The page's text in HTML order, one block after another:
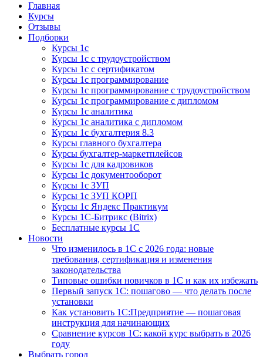
Курсы 1С
Курсы 1С официальная сертификация
Главная
Курсы
Отзывы
Подборки
Курсы 1с
Курсы 1с с трудоустройством
Курсы 1с с сертификатом
Курсы 1с программирование
Курсы 1с программирование с трудоустройством
Курсы 1с программирование с дипломом
Курсы 1с аналитика
Курсы 1с аналитика с дипломом
Курсы 1с бухгалтерия 8.3
Курсы главного бухгалтера
Курсы бухгалтер-маркетплейсов
Курсы 1с для кадровиков
Курсы 1с документооборот
Курсы 1с ЗУП
Курсы 1с ЗУП КОРП
Курсы 1с Яндекс Практикум
Курсы 1С-Битрикс (Bitrix)
Бесплатные курсы 1С
Новости
Что изменилось в 1С с 2026 года: новые
требования, сертификация и изменения
законодательства
Типовые ошибки новичков в 1С и как их избежать
Первый запуск 1С: пошагово — что делать после
установки
Как установить 1С:Предприятие — пошаговая
инструкция для начинающих
Сравнение курсов 1С: какой курс выбрать в 2026
году
Выбрать город